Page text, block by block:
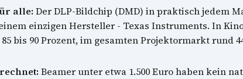
alle: Der DLP-Bildchip (DMD) in praktisch jedem
einzigen Hersteller - Texas Instruments. In
bis 90 Prozent, im gesamten Projektormarkt rund
Beamer unter etwa 1.500 Euro haben kein